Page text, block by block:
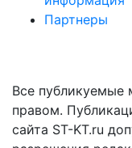
Партнеры
Все
правом.
сайта ST-KT.ru